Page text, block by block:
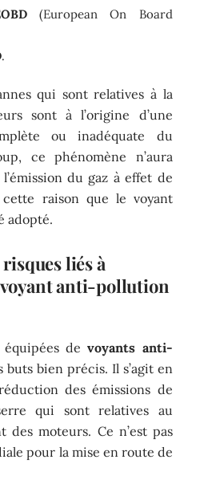
(European On Board
.
qui sont relatives à la
sont à l’origine d’une
ou inadéquate du
ce phénomène n’aura
du gaz à effet de
cette raison que le voyant
adopté.
liés à
voyant anti-pollution
équipées devoyants anti-
buts bien précis. Il s’agit en
des émissions de
qui sont relatives au
des moteurs. Ce n’est pas
pour la mise en route de